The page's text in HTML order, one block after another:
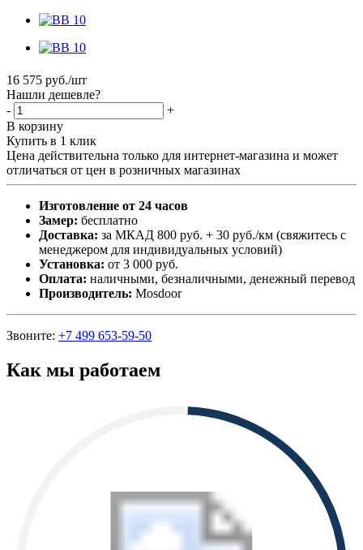
16 575 руб./шт
Нашли дешевле?
-
+
В корзину
Купить в 1 клик
Цена действительна только для интернет-магазина и может
отличаться от цен в розничных магазинах
Изготовление от 24 часов
Замер: бесплатно
Доставка: за МКАД 800 руб. + 30 руб./км (свяжитесь с
менеджером для индивидуальных условий)
Установка: от 3 000 руб.
Оплата: наличными, безналичными, денежный перевод
Производитель: Mosdoor
Звоните: +7 499 653-59-50
Как мы работаем